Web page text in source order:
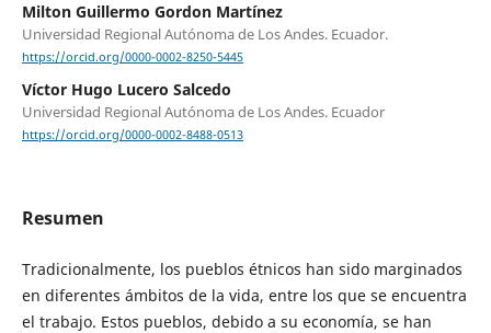
Milton Guillermo Gordon Martínez
Universidad Regional Autónoma de Los Andes. Ecuador.
https://orcid.org/0000-0002-8250-5445
Víctor Hugo Lucero Salcedo
Universidad Regional Autónoma de Los Andes. Ecuador
https://orcid.org/0000-0002-8488-0513
Resumen
Tradicionalmente, los pueblos étnicos han sido marginados
en diferentes ámbitos de la vida, entre los que se encuentra
el trabajo. Estos pueblos, debido a su economía, se han